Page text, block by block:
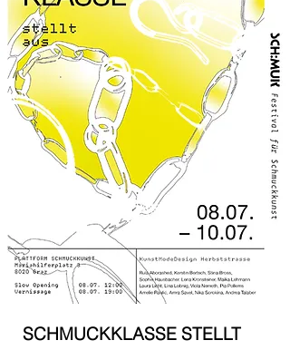
SCHMUCKKLASSE STELLT